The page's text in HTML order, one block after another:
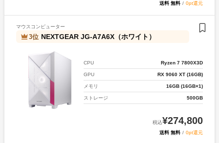
送料 無料 / 0pt還元
マウスコンピューター
3位 NEXTGEAR JG-A7A6X（ホワイト）
CPU Ryzen 7 7800X3D
GPU RX 9060 XT (16GB)
メモリ 16GB (16GB×1)
ストレージ 500GB
税込¥274,800
送料 無料 / 0pt還元